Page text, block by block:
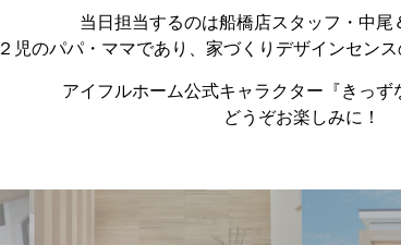
当日担当するのは船橋店スタッフ・中尾
２児のパパ・ママであり、家づくりデザインセン
アイフルホーム公式キャラクター『きっず
どうぞお楽しみに！